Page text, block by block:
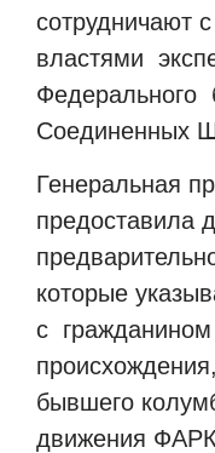
сотрудничают
властями
Федерального
Соединенных
Генеральная
предоставила
которые
с гражданином
бывшего
движения